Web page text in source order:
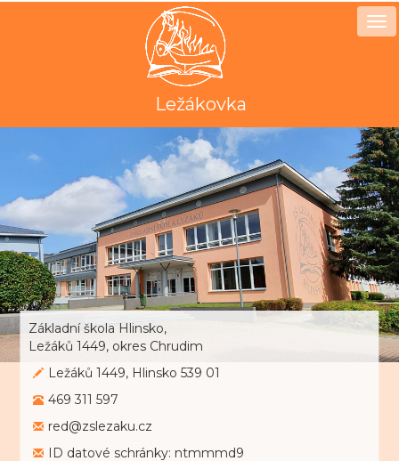
Ležákovka
Toggle
navigation
Základní škola Hlinsko,
Ležáků 1449, okres Chrudim
Ležáků 1449, Hlinsko 539 01
469 311 597
red@zslezaku.cz
ID datové schránky: ntmmmd9